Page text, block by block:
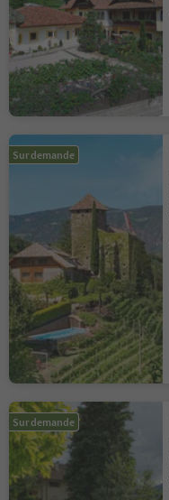
Sur demande
Sur demande